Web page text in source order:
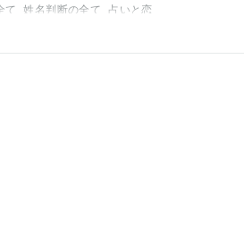
て 姓名判断の全て 占いと恋